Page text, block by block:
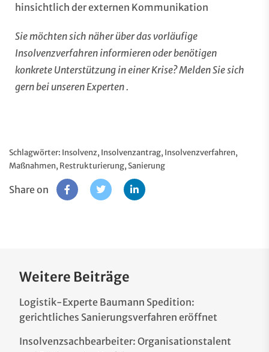
hinsichtlich der externen Kommunikation
Sie möchten sich näher über das vorläufige
Insolvenzverfahren informieren oder benötigen
konkrete Unterstützung in einer Krise? Melden Sie sich
gern bei unseren Experten.
Schlagwörter: Insolvenz, Insolvenzantrag, Insolvenzverfahren,
Maßnahmen, Restrukturierung,Sanierung
Share on
Weitere Beiträge
Logistik-Experte Baumann Spedition:
gerichtliches Sanierungsverfahren eröffnet
Insolvenzsachbearbeiter: Organisationstalent